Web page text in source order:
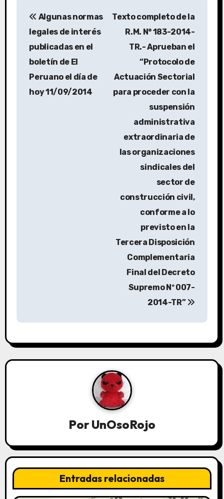
Algunas normas
legales de interés
publicadas en el
boletín de El
Peruano el día de
hoy 11/09/2014
Texto completo de la
R.M. N° 183-2014-
TR.- Aprueban el
“Protocolo de
Actuación Sectorial
para proceder con la
suspensión
administrativa
extraordinaria de
las organizaciones
sindicales del
sector de
construcción civil,
conforme a lo
previsto en la
Tercera Disposición
Complementaria
Final del Decreto
Supremo Nº 007-
2014-TR”
PorUnOsoRojo
Entradas relacionadas